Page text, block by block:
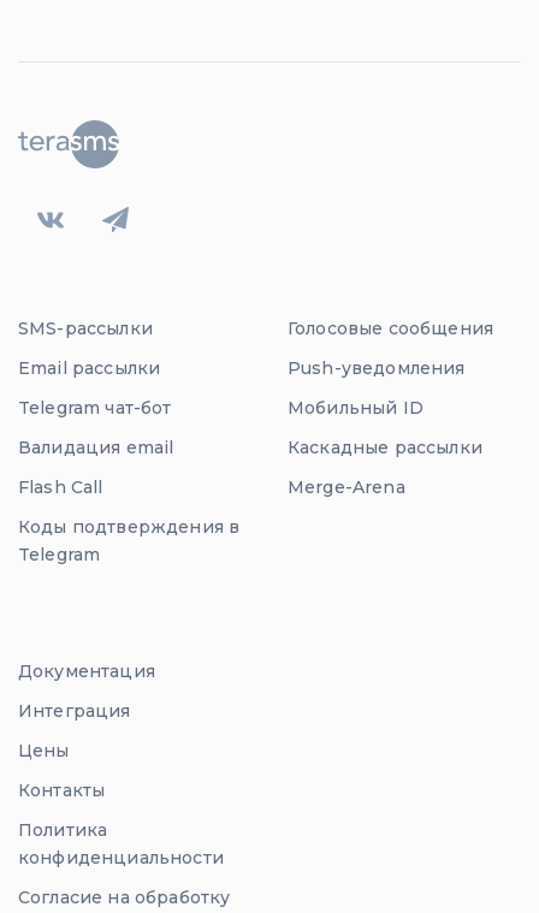
SMS-рассылки
Email рассылки
Telegram чат-бот
Валидация email
Flash Call
Коды подтверждения в
Telegram
Голосовые сообщения
Push-уведомления
Мобильный ID
Каскадные рассылки
Merge-Arena
Документация
Интеграция
Цены
Контакты
Политика
конфиденциальности
Согласие на обработку